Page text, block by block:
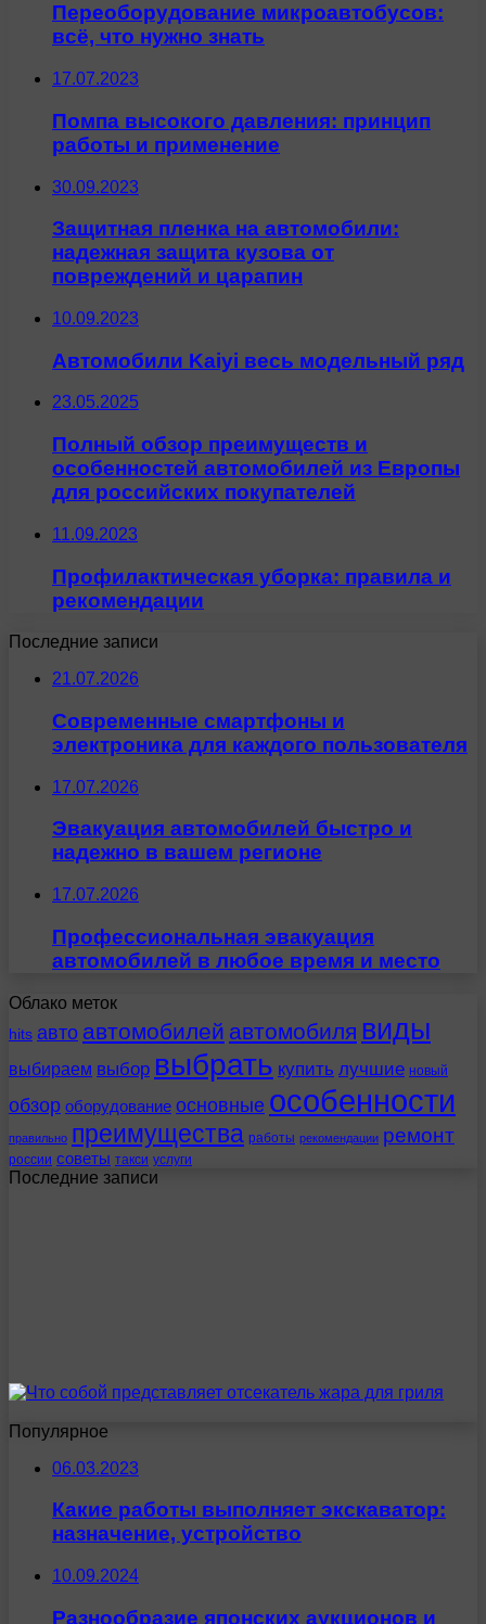
Переоборудование микроавтобусов:
всё, что нужно знать
17.07.2023
Помпа высокого давления: принцип
работы и применение
30.09.2023
Защитная пленка на автомобили:
надежная защита кузова от
повреждений и царапин
10.09.2023
Автомобили Kaiyi весь модельный ряд
23.05.2025
Полный обзор преимуществ и
особенностей автомобилей из Европы
для российских покупателей
11.09.2023
Профилактическая уборка: правила и
рекомендации
Последние записи
21.07.2026
Современные смартфоны и
электроника для каждого пользователя
17.07.2026
Эвакуация автомобилей быстро и
надежно в вашем регионе
17.07.2026
Профессиональная эвакуация
автомобилей в любое время и место
Облако меток
hits авто автомобилей автомобиля виды
выбираем выбор выбрать купить лучшие новый
обзор оборудование основные особенности
правильно преимущества работы рекомендации ремонт
россии советы такси услуги
Последние записи
Популярное
06.03.2023
Какие работы выполняет экскаватор:
назначение, устройство
10.09.2024
Разнообразие японских аукционов и